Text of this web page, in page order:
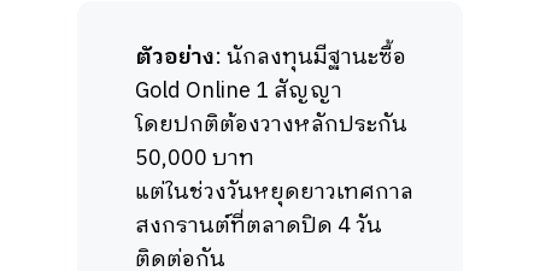
ตัวอย่าง: นักลงทุนมีฐานะซื้อ
Gold Online 1 สัญญา
โดยปกติต้องวางหลักประกัน
50,000 บาท
แต่ในช่วงวันหยุดยาวเทศกาล
สงกรานต์ที่ตลาดปิด 4 วัน
ติดต่อกัน